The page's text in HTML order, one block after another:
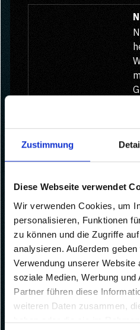
Zustimmung
Diese Webseite verwendet
Wir verwenden Cookies, um
personalisieren, Funktionen
zu können und die Zugriffe
analysieren. Außerdem
Verwendung unserer Website
soziale Medien, Werbung
Partner führen diese
weiteren Daten zusammen,
haben oder die sie im
Name Anbieter
__cf_bm cal.com